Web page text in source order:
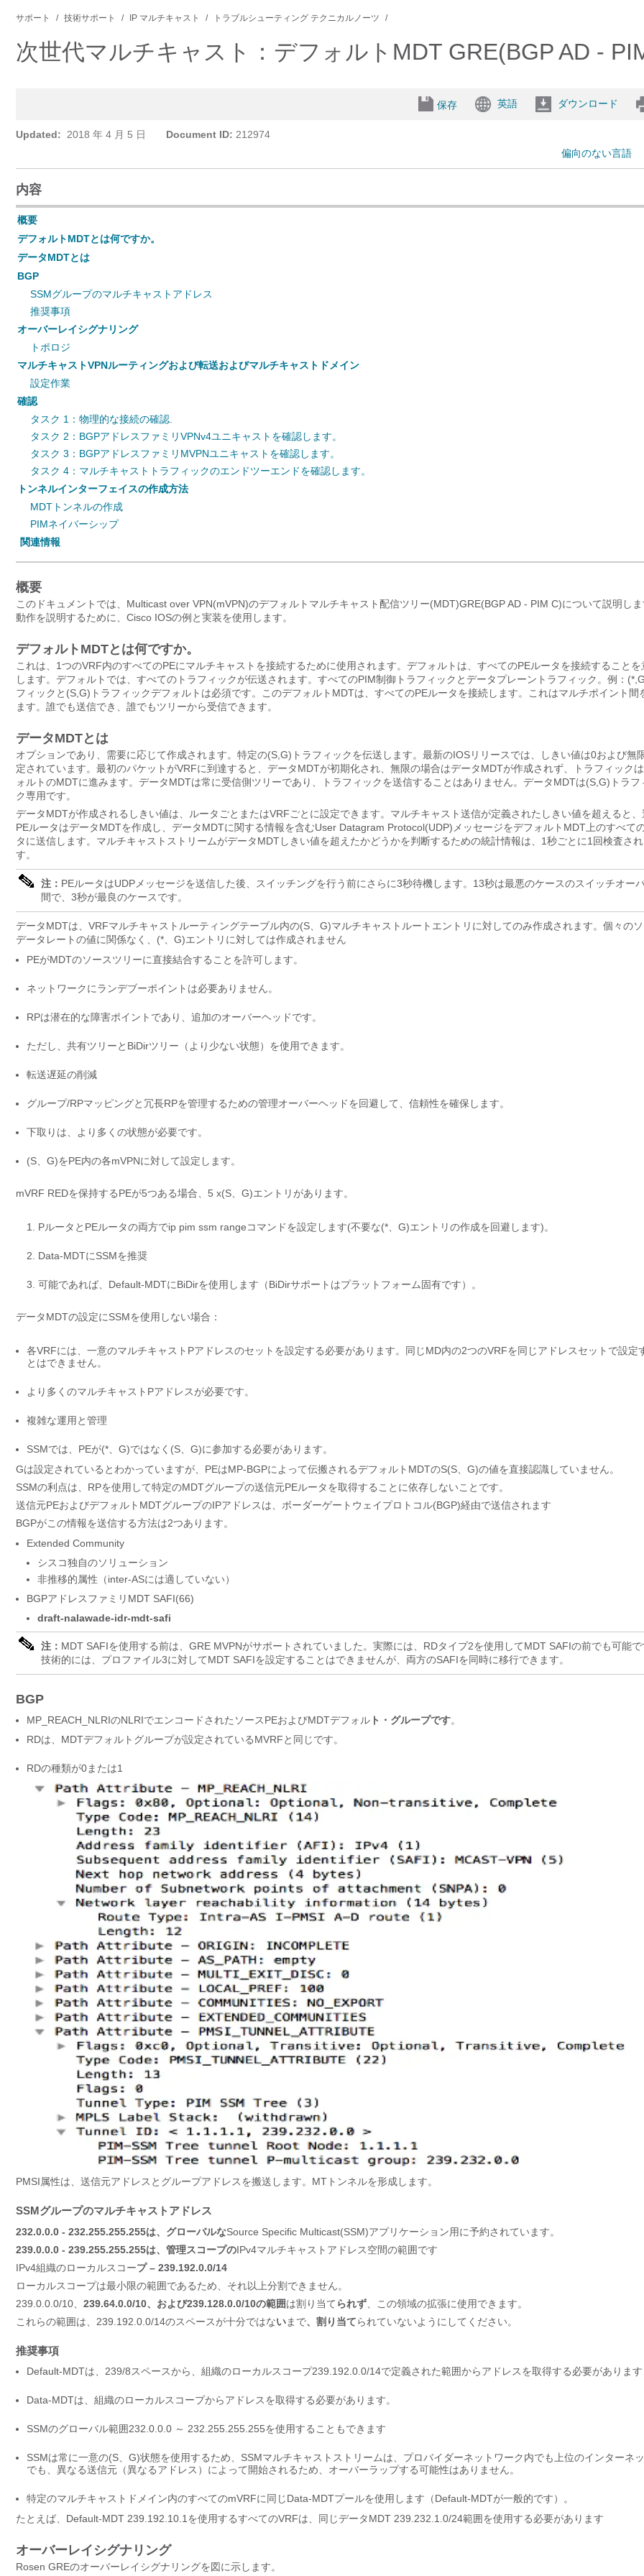
サポート 技術サポート IP マルチキャスト トラブルシューティング テクニカルノーツ
次世代マルチキャスト：デフォルトMDT GRE(BGP AD -
保存 英語 ダウンロード
Updated: 2018 年 4 月 5 日 Document ID: 212974
偏向のない言語
内容
概要
デフォルトMDTとは何ですか。
データMDTとは
BGP
SSMグループのマルチキャストアドレス
推奨事項
オーバーレイシグナリング
トポロジ
マルチキャストVPNルーティングおよび転送およびマルチキャストドメイン
設定作業
確認
タスク 1：物理的な接続の確認.
タスク 2：BGPアドレスファミリVPNv4ユニキャストを確認します。
タスク 3：BGPアドレスファミリMVPNユニキャストを確認します。
タスク 4：マルチキャストトラフィックのエンドツーエンドを確認します。
トンネルインターフェイスの作成方法
MDTトンネルの作成
PIMネイバーシップ
関連情報
概要
このドキュメントでは、Multicast over VPN(mVPN)のデフォルトマルチキャスト配信ツリー(MDT)GRE(BGP AD - PIM C)について説明し
動作を説明するために、Cisco IOSの例と実装を使用します。
デフォルトMDTとは何ですか。
これは、1つのVRF内のすべてのPEにマルチキャストを接続するために使用されます。デフォルトは、すべてのPEルータを接続することを
します。デフォルトでは、すべてのトラフィックが伝送されます。すべてのPIM制御トラフィックとデータプレーントラフィック。例：
フィックと(S,G)トラフィックデフォルトは必須です。このデフォルトMDTは、すべてのPEルータを接続します。これはマルチポイント間
ます。誰でも送信でき、誰でもツリーから受信できます。
データMDTとは
オプションであり、需要に応じて作成されます。特定の(S,G)トラフィックを伝送します。最新のIOSリリースでは、しきい値は0および無
定されています。最初のパケットがVRFに到達すると、データMDTが初期化され、無限の場合はデータMDTが作成されず、トラフィック
ォルトのMDTに進みます。データMDTは常に受信側ツリーであり、トラフィックを送信することはありません。データMDTは(S,G)トラフ
ク専用です。
データMDTが作成されるしきい値は、ルータごとまたはVRFごとに設定できます。マルチキャスト送信が定義されたしきい値を超えると、
PEルータはデータMDTを作成し、データMDTに関する情報を含むUser Datagram Protocol(UDP)メッセージをデフォルトMDT上のすべて
タに送信します。マルチキャストストリームがデータMDTしきい値を超えたかどうかを判断するための統計情報は、1秒ごとに1回検査さ
す。
注： PEルータはUDPメッセージを送信した後、スイッチングを行う前にさらに3秒待機します。13秒は最悪のケースのスイッチオー
間で、3秒が最良のケースです。
データMDTは、VRFマルチキャストルーティングテーブル内の(S、G)マルチキャストルートエントリに対してのみ作成されます。個々の
データレートの値に関係なく、(*、G)エントリに対しては作成されません
PEがMDTのソースツリーに直接結合することを許可します。
ネットワークにランデブーポイントは必要ありません。
RPは潜在的な障害ポイントであり、追加のオーバーヘッドです。
ただし、共有ツリーとBiDirツリー（より少ない状態）を使用できます。
転送遅延の削減
グループ/RPマッピングと冗長RPを管理するための管理オーバーヘッドを回避して、信頼性を確保します。
下取りは、より多くの状態が必要です。
(S、G)をPE内の各mVPNに対して設定します。
mVRF REDを保持するPEが5つある場合、5 x(S、G)エントリがあります。
PルータとPEルータの両方でip pim ssm rangeコマンドを設定します(不要な(*、G)エントリの作成を回避します)。
Data-MDTにSSMを推奨
可能であれば、Default-MDTにBiDirを使用します（BiDirサポートはプラットフォーム固有です）。
データMDTの設定にSSMを使用しない場合：
各VRFには、一意のマルチキャストPアドレスのセットを設定する必要があります。同じMD内の2つのVRFを同じアドレスセットで設定
とはできません。
より多くのマルチキャストPアドレスが必要です。
複雑な運用と管理
SSMでは、PEが(*、G)ではなく(S、G)に参加する必要があります。
Gは設定されているとわかっていますが、PEはMP-BGPによって伝搬されるデフォルトMDTのS(S、G)の値を直接認識していません。
SSMの利点は、RPを使用して特定のMDTグループの送信元PEルータを取得することに依存しないことです。
送信元PEおよびデフォルトMDTグループのIPアドレスは、ボーダーゲートウェイプロトコル(BGP)経由で送信されます
BGPがこの情報を送信する方法は2つあります。
Extended Community
シスコ独自のソリューション
非推移的属性（inter-ASには適していない）
BGPアドレスファミリMDT SAFI(66)
draft-nalawade-idr-mdt-safi
注： MDT SAFIを使用する前は、GRE MVPNがサポートされていました。実際には、RDタイプ2を使用してMDT SAFIの前でも可能で
技術的には、プロファイル3に対してMDT SAFIを設定することはできませんが、両方のSAFIを同時に移行できます。
BGP
MP_REACH_NLRIのNLRIでエンコードされたソースPEおよびMDTデフォル ト・グループです。
RDは、MDTデフォルトグループが設定されているMVRFと同じです。
RDの種類が0または1
PMSI属性は、送信元アドレスとグループアドレスを搬送します。MTトンネルを形成します。
SSMグループのマルチキャストアドレス
232.0.0.0 - 232.255.255.255は、グローバルなSource Specific Multicast(SSM)アプリケーション用に予約されています。
239.0.0.0 - 239.255.255.255は、管理スコープのIPv4マルチキャストアドレス空間の範囲です
IPv4組織のローカルスコープ – 239.192.0.0/14
ローカルスコープは最小限の範囲であるため、それ以上分割できません。
239.0.0.0/10、 239.64.0.0/10、および239.128.0.0/10の範囲は割り当て られず 、この領域の拡張に使用できます。
これらの範囲は、239.192.0.0/14のスペースが十分ではないまで、割り当てられていないようにしてください。
推奨事項
Default-MDTは、239/8スペースから、組織のローカルスコープ239.192.0.0/14で定義された範囲からアドレスを取得する必要があります
Data-MDTは、組織のローカルスコープからアドレスを取得する必要があります。
SSMのグローバル範囲232.0.0.0 ～ 232.255.255.255を使用することもできます
SSMは常に一意の(S、G)状態を使用するため、SSMマルチキャストストリームは、プロバイダーネットワーク内でも上位のインターネ
でも、異なる送信元（異なるアドレス）によって開始されるため、オーバーラップする可能性はありません。
特定のマルチキャストドメイン内のすべてのmVRFに同じData-MDTプールを使用します（Default-MDTが一般的です）。
たとえば、Default-MDT 239.192.10.1を使用するすべてのVRFは、同じデータMDT 239.232.1.0/24範囲を使用する必要があります
オーバーレイシグナリング
Rosen GREのオーバーレイシグナリングを図に示します。